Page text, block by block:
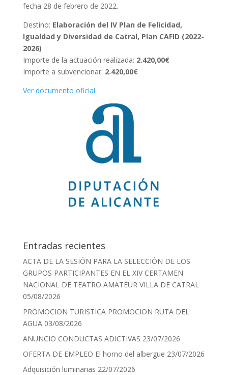
fecha 28 de febrero de 2022.
Destino: Elaboración del IV Plan de Felicidad,
Igualdad y Diversidad de Catral, Plan CAFID (2022-
2026)
Importe de la actuación realizada: 2.420,00€
Importe a subvencionar: 2.420,00€
Ver documento oficial
Entradas recientes
ACTA DE LA SESIÓN PARA LA SELECCIÓN DE LOS
GRUPOS PARTICIPANTES EN EL XIV CERTAMEN
NACIONAL DE TEATRO AMATEUR VILLA DE CATRAL
05/08/2026
PROMOCION TURISTICA PROMOCION RUTA DEL
AGUA 03/08/2026
ANUNCIO CONDUCTAS ADICTIVAS 23/07/2026
OFERTA DE EMPLEO El horno del albergue 23/07/2026
Adquisición luminarias 22/07/2026